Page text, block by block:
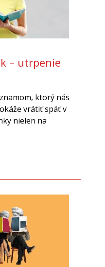
– utrpenie
ktorý nás
vrátiť späť v
nielen na